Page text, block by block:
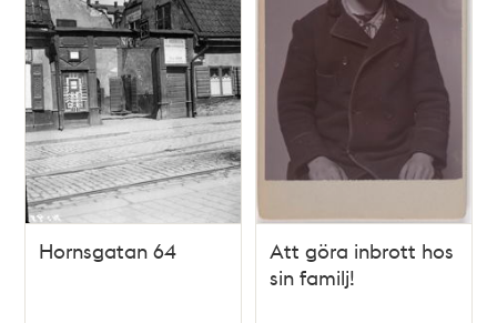
Hornsgatan 64
Att göra inbrott hos
sin familj!